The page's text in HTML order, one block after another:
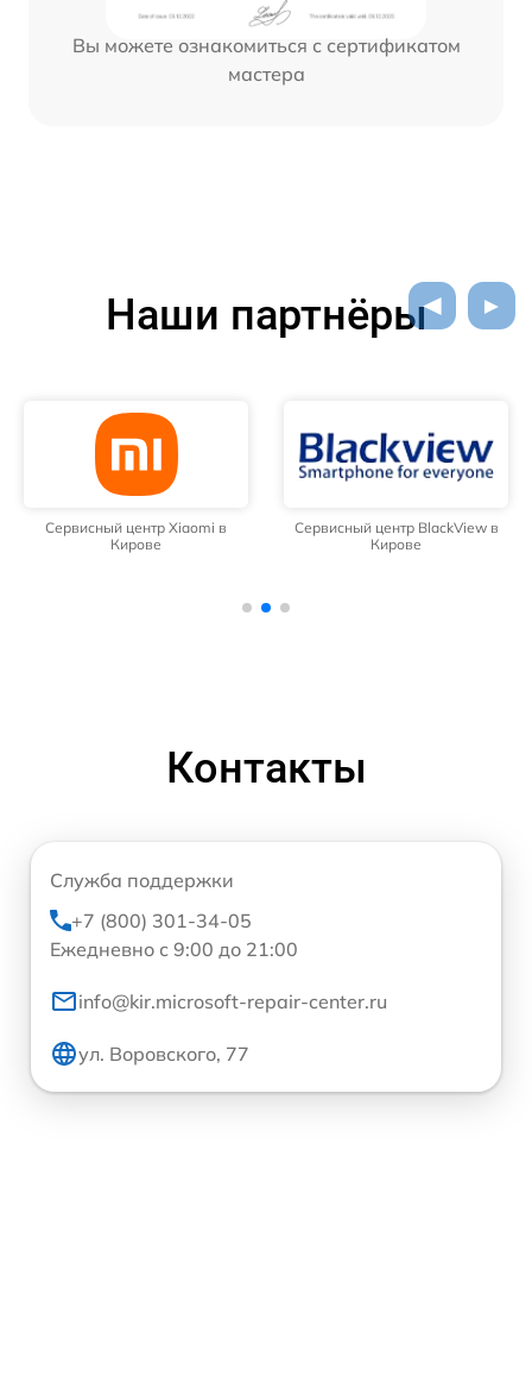
Вы можете ознакомиться с сертификатом
мастера
Наши партнёры
Сервисный центр Xiaomi в
Кирове
Сервисный центр BlackView в
Кирове
Контакты
Служба поддержки
+7 (800) 301-34-05
Ежедневно с 9:00 до 21:00
info@kir.microsoft-repair-center.ru
ул. Воровского, 77